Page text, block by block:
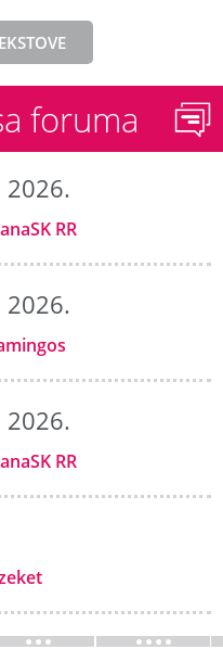
foruma
2026.
RR
2026.
2026.
RR